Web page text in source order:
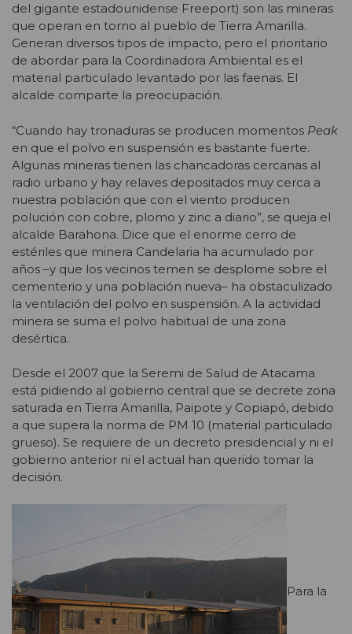
del gigante estadounidense Freeport) son las mineras
que operan en torno al pueblo de Tierra Amarilla.
Generan diversos tipos de impacto, pero el prioritario
de abordar para la Coordinadora Ambiental es el
material particulado levantado por las faenas. El
alcalde comparte la preocupación.
“Cuando hay tronaduras se producen momentos Peak
en que el polvo en suspensión es bastante fuerte.
Algunas mineras tienen las chancadoras cercanas al
radio urbano y hay relaves depositados muy cerca a
nuestra población que con el viento producen
polución con cobre, plomo y zinc a diario”, se queja el
alcalde Barahona. Dice que el enorme cerro de
estériles que minera Candelaria ha acumulado por
años –y que los vecinos temen se desplome sobre el
cementerio y una población nueva– ha obstaculizado
la ventilación del polvo en suspensión. A la actividad
minera se suma el polvo habitual de una zona
desértica.
Desde el 2007 que la Seremi de Salud de Atacama
está pidiendo al gobierno central que se decrete zona
saturada en Tierra Amarilla, Paipote y Copiapó, debido
a que supera la norma de PM 10 (material particulado
grueso). Se requiere de un decreto presidencial y ni el
gobierno anterior ni el actual han querido tomar la
decisión.
Para la